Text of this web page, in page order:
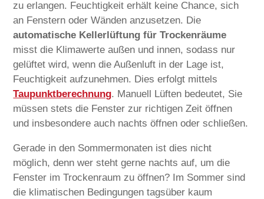
zu erlangen. Feuchtigkeit erhält keine Chance, sich
an Fenstern oder Wänden anzusetzen. Die
automatische Kellerlüftung für Trockenräume
misst die Klimawerte außen und innen, sodass nur
gelüftet wird, wenn die Außenluft in der Lage ist,
Feuchtigkeit aufzunehmen. Dies erfolgt mittels
Taupunktberechnung. Manuell Lüften bedeutet, Sie
müssen stets die Fenster zur richtigen Zeit öffnen
und insbesondere auch nachts öffnen oder schließen.
Gerade in den Sommermonaten ist dies nicht
möglich, denn wer steht gerne nachts auf, um die
Fenster im Trockenraum zu öffnen? Im Sommer sind
die klimatischen Bedingungen tagsüber kaum